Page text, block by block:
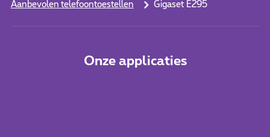
Aanbevolen telefoontoestellen
Gigaset E295
Onze applicaties